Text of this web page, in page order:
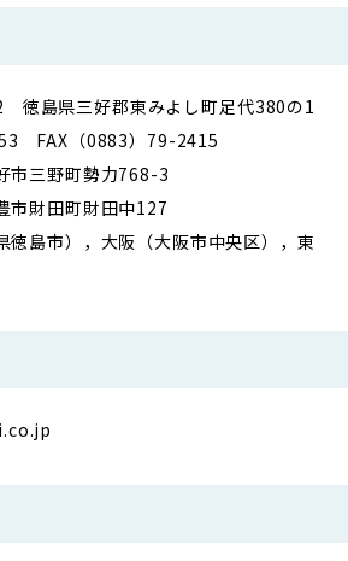
島県三好郡東みよし町足代380の1
FAX（0883）79-2415
市三野町勢力768-3
市財田町財田中127
徳島市），大阪（大阪市中央区），東